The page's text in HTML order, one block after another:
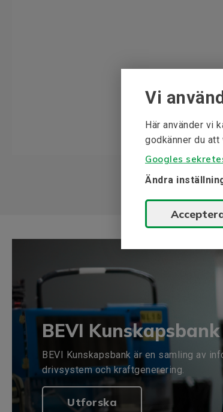
Vi
Här använder vi
godkänner du att
Googles
Ändra
BEVI Kunskapsbank
BEVI Kunskapsbank är en samling av
drivsystem och kraftgenerering.
Utforska